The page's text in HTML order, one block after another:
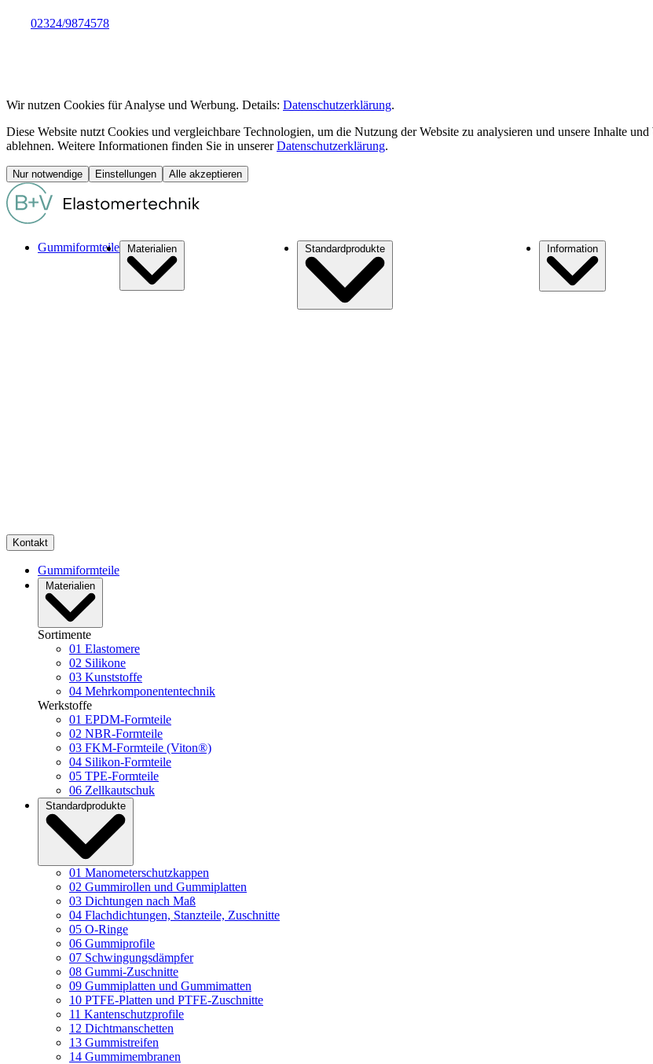
02324/9874578
Wir nutzen Cookies für Analyse und Werbung. Details: Datenschutzerklärung.
Diese Website nutzt Cookies und vergleichbare Technologien, um die Nutzung der Website zu analysieren und unsere Inhalte
ablehnen. Weitere Informationen finden Sie in unserer Datenschutzerklärung.
Nur notwendige Einstellungen Alle akzeptieren
Gummiformteile
Kontakt
Gummiformteile
Sortimente
01 Elastomere
02 Silikone
03 Kunststoffe
04 Mehrkomponententechnik
Werkstoffe
01 EPDM-Formteile
02 NBR-Formteile
03 FKM-Formteile (Viton®)
04 Silikon-Formteile
05 TPE-Formteile
06 Zellkautschuk
01 Manometerschutzkappen
02 Gummirollen und Gummiplatten
03 Dichtungen nach Maß
04 Flachdichtungen, Stanzteile, Zuschnitte
05 O-Ringe
06 Gummiprofile
07 Schwingungsdämpfer
08 Gummi-Zuschnitte
09 Gummiplatten und Gummimatten
10 PTFE-Platten und PTFE-Zuschnitte
11 Kantenschutzprofile
12 Dichtmanschetten
13 Gummistreifen
14 Gummimembranen